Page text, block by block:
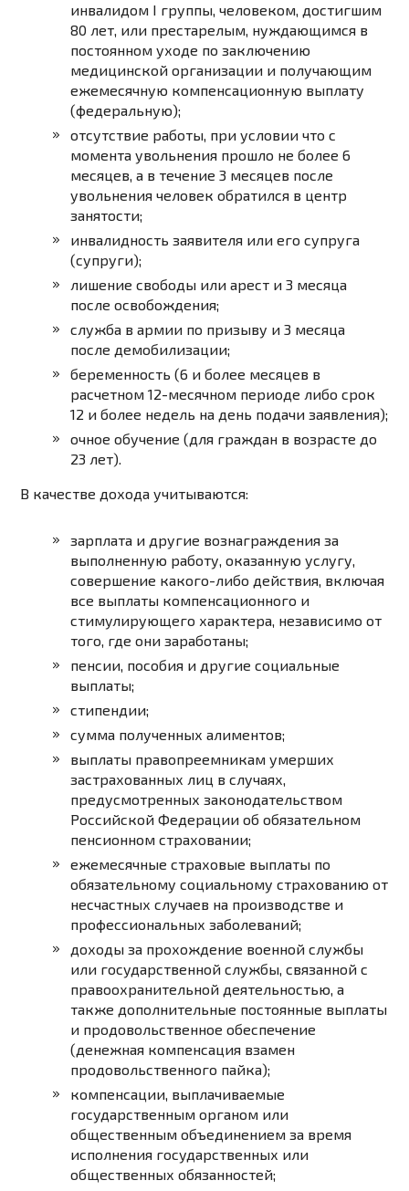
инвалидом I группы, человеком, достигшим
80 лет, или престарелым, нуждающимся в
постоянном уходе по заключению
медицинской организации и получающим
ежемесячную компенсационную выплату
(федеральную);
отсутствие работы, при условии что с
момента увольнения прошло не более 6
месяцев, а в течение 3 месяцев после
увольнения человек обратился в центр
занятости;
инвалидность заявителя или его супруга
(супруги);
лишение свободы или арест и 3 месяца
после освобождения;
служба в армии по призыву и 3 месяца
после демобилизации;
беременность (6 и более месяцев в
расчетном 12-месячном периоде либо срок
12 и более недель на день подачи заявления);
очное обучение (для граждан в возрасте до
23 лет).
В качестве дохода учитываются:
зарплата и другие вознаграждения за
выполненную работу, оказанную услугу,
совершение какого-либо действия, включая
все выплаты компенсационного и
стимулирующего характера, независимо от
того, где они заработаны;
пенсии, пособия и другие социальные
выплаты;
стипендии;
сумма полученных алиментов;
выплаты правопреемникам умерших
застрахованных лиц в случаях,
предусмотренных законодательством
Российской Федерации об обязательном
пенсионном страховании;
ежемесячные страховые выплаты по
обязательному социальному страхованию от
несчастных случаев на производстве и
профессиональных заболеваний;
доходы за прохождение военной службы
или государственной службы, связанной с
правоохранительной деятельностью, а
также дополнительные постоянные выплаты
и продовольственное обеспечение
(денежная компенсация взамен
продовольственного пайка);
компенсации, выплачиваемые
государственным органом или
общественным объединением за время
исполнения государственных или
общественных обязанностей;